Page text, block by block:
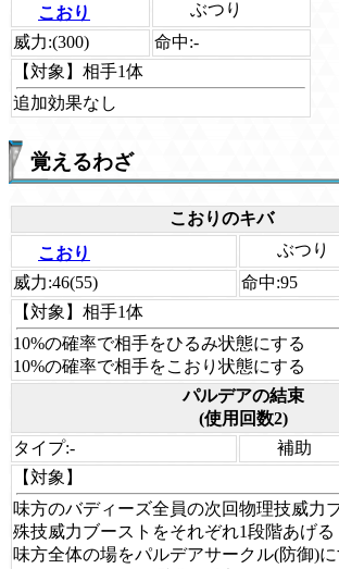
こおり
ぶつり
威力:(300) 命中:-
【対象】 相手1体
追加効果なし
覚えるわざ
こおりのキバ
こおり
ぶつり
威力:46(55) 命中:95
【対象】 相手1体
10%の確率で相手をひるみ状態にする
10%の確率で相手をこおり状態にする
パルデアの結束
(使用回数2)
タイプ:-
補助
【対象】
味方のバディーズ全員の次回物理技威力
殊技威力ブーストをそれぞれ1段階あげる
味方全体の場をパルデアサークル(防御)に